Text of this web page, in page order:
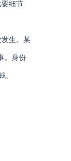
细节
生。某
。身份
。